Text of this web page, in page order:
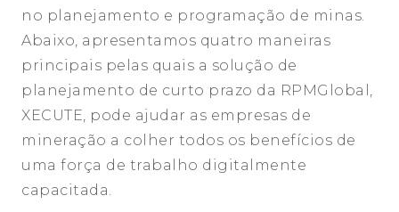
no planejamento e programação de minas.
Abaixo, apresentamos quatro maneiras
principais pelas quais a solução de
planejamento de curto prazo da RPMGlobal,
XECUTE, pode ajudar as empresas de
mineração a colher todos os benefícios de
uma força de trabalho digitalmente
capacitada.